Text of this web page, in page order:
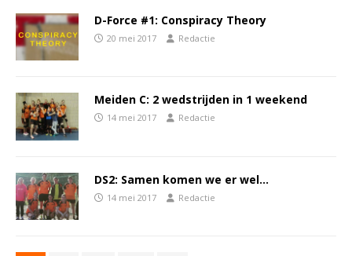
D-Force #1: Conspiracy Theory
20 mei 2017 Redactie
Meiden C: 2 wedstrijden in 1 weekend
14 mei 2017 Redactie
DS2: Samen komen we er wel…
14 mei 2017 Redactie